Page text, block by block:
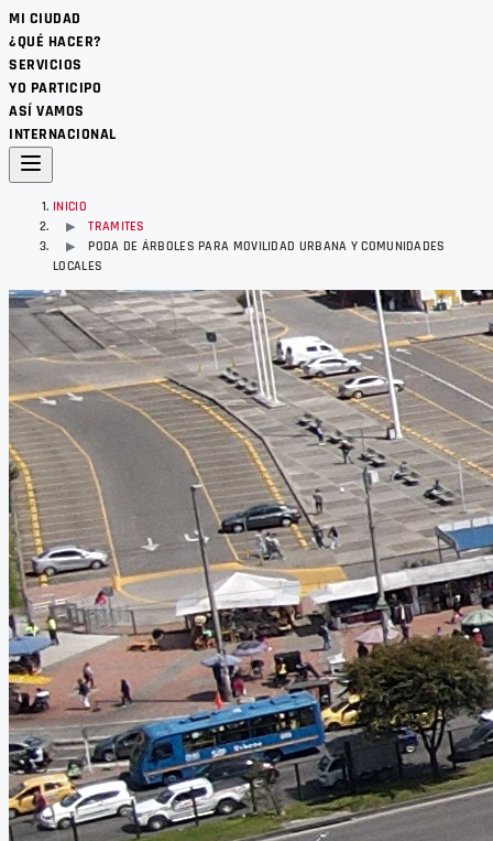
MI CIUDAD
¿QUÉ HACER?
SERVICIOS
YO PARTICIPO
ASÍ VAMOS
INTERNACIONAL
INICIO
▶ TRAMITES
▶
PODA DE ÁRBOLES PARA MOVILIDAD URBANA Y COMUNIDADES
LOCALES